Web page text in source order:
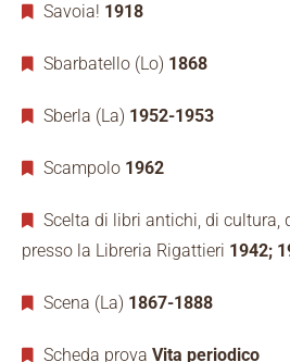
Savoia! 1918
Sbarbatello (Lo) 1868
Sberla (La) 1952-1953
Scampolo 1962
Scelta di libri antichi, di cultura,
presso la Libreria Rigattieri 1942;
Scena (La) 1867-1888
Scheda prova Vita periodico